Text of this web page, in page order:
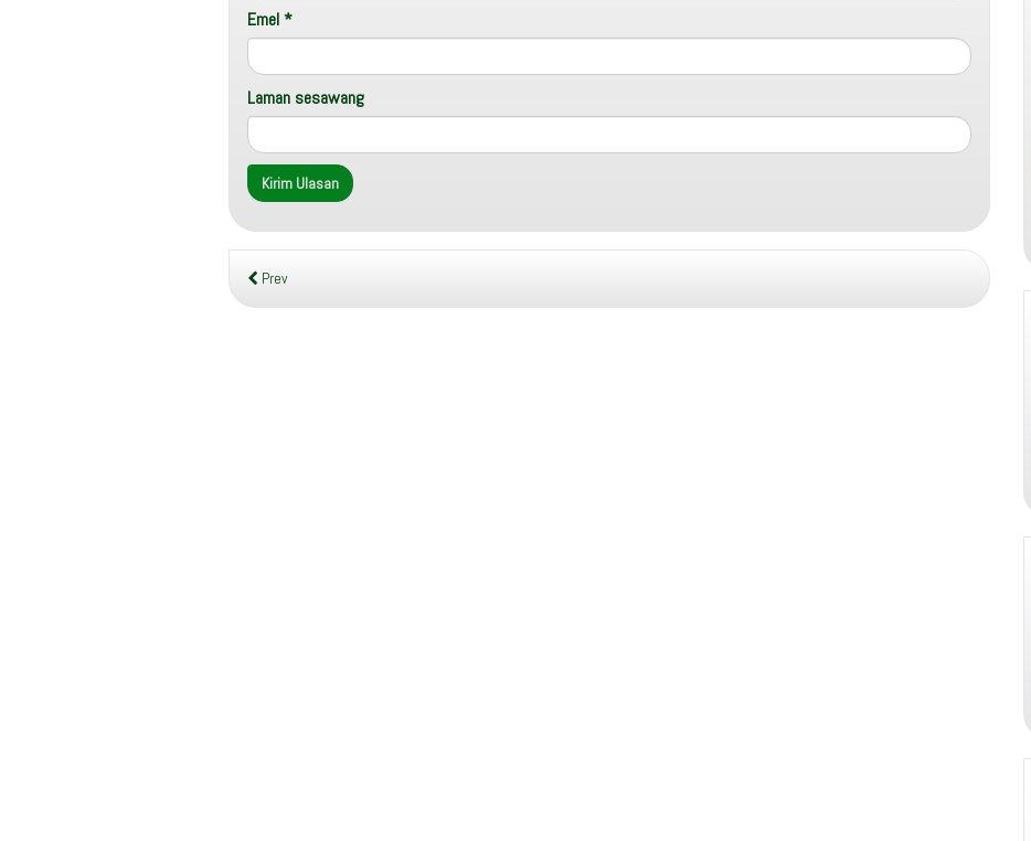
Emel*
Laman sesawang
Prev